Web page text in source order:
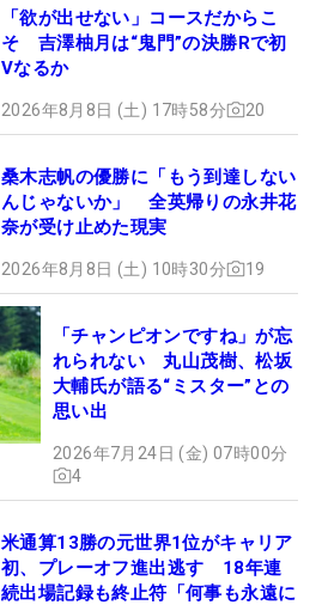
「欲が出せない」コースだからこ
そ 吉澤柚月は“鬼門”の決勝Rで初
Vなるか
2026年8月8日 (土) 17時58分 20
桑木志帆の優勝に「もう到達しない
んじゃないか」 全英帰りの永井花
奈が受け止めた現実
2026年8月8日 (土) 10時30分 19
「チャンピオンですね」が忘
れられない 丸山茂樹、松坂
大輔氏が語る“ミスター”との
思い出
2026年7月24日 (金) 07時00分
4
米通算13勝の元世界1位がキャリア
初、プレーオフ進出逃す 18年連
続出場記録も終止符「何事も永遠に